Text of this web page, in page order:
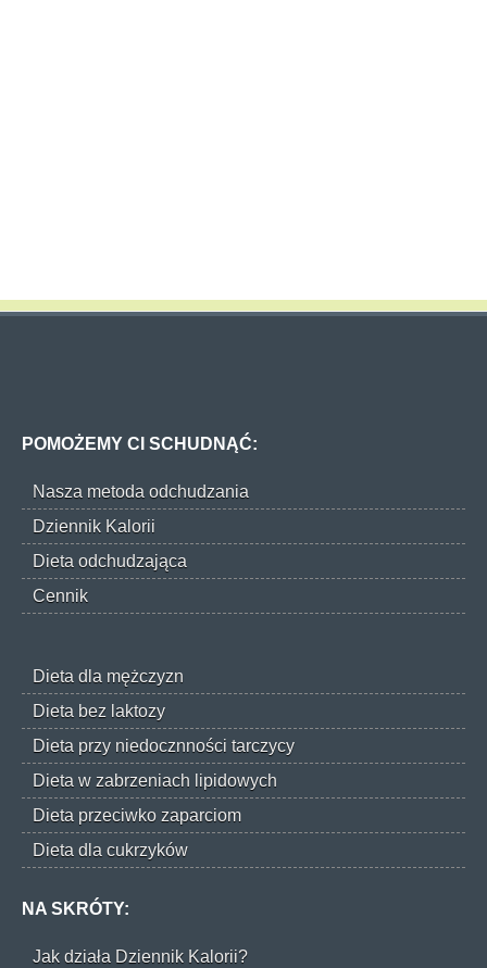
POMOŻEMY CI SCHUDNĄĆ:
Nasza metoda odchudzania
Dziennik Kalorii
Dieta odchudzająca
Cennik
Dieta dla mężczyzn
Dieta bez laktozy
Dieta przy niedocznności tarczycy
Dieta w zabrzeniach lipidowych
Dieta przeciwko zaparciom
Dieta dla cukrzyków
NA SKRÓTY:
Jak działa Dziennik Kalorii?